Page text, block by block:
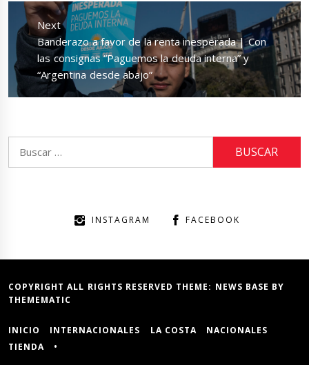
Next
Next
post:
Banderazo a favor de la renta inesperada | Con
las consignas “Paguemos la deuda interna” y
“Argentina desde abajo”
INSTAGRAM FACEBOOK
COPYRIGHT ALL RIGHTS RESERVED THEME: NEWS BASE BY
THEMEMATIC
INICIO INTERNACIONALES LA COSTA
NACIONALES
TIENDA
•